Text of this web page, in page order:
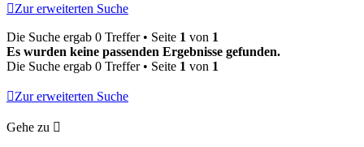
Zur erweiterten Suche
Die Suche ergab 0 Treffer • Seite 1 von 1
Es wurden keine passenden Ergebnisse gefunden.
Die Suche ergab 0 Treffer • Seite 1 von 1
Zur erweiterten Suche
Gehe zu